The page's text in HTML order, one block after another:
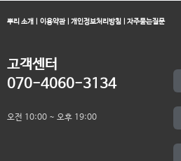
뿌리 소개 이용약관 개인정보처리방침 자주묻는질문
고객센터
070-4060-3134
오전 10:00 ~ 오후 19:00